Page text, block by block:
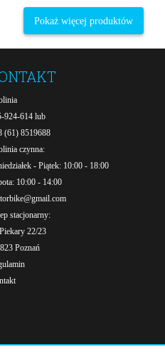
Pokaż więcej produktów
924-614 lub
(61) 8519688
czynna:
- Piątek: 10:00 - 18:00
10:00 - 14:00
stacjonarny:
22/23
Poznań